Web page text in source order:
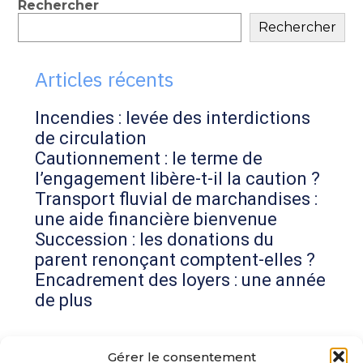
Gérer le consentement
Blog
sidebar
Rechercher
Rechercher
Articles récents
Incendies : levée des interdictions
de circulation
Cautionnement : le terme de
l’engagement libère-t-il la caution ?
Transport fluvial de marchandises :
une aide financière bienvenue
Succession : les donations du
parent renonçant comptent-elles ?
Encadrement des loyers : une année
de plus
Commentaires récents